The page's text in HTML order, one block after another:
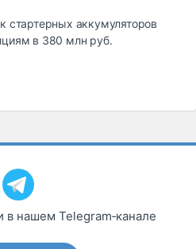
стартерных аккумуляторов
в 380 млн руб.
в нашем Telegram‑канале